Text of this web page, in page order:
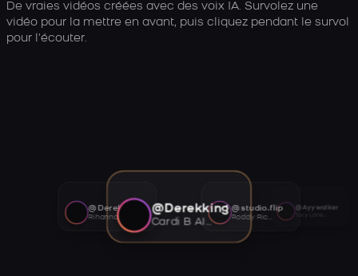
De vraies vidéos créées avec des voix IA. Survolez une
vidéo pour la mettre en avant, puis cliquez pendant le survol
pour l’écouter.
@Derekking
Cardi B AI voice
@studio.flip
Roddy Ricch AI voice
@Ayywalker
@Derekking
Rihanna AI voice